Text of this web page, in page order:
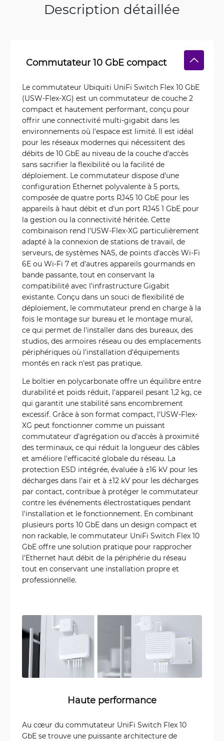
Description détaillée
Commutateur 10 GbE compact
Le commutateur Ubiquiti UniFi Switch Flex 10 GbE
(USW-Flex-XG) est un commutateur de couche 2
compact et hautement performant, conçu pour
offrir une connectivité multi-gigabit dans les
environnements où l'espace est limité. Il est idéal
pour les réseaux modernes qui nécessitent des
débits de 10 GbE au niveau de la couche d'accès
sans sacrifier la flexibilité ou la facilité de
déploiement. Le commutateur dispose d'une
configuration Ethernet polyvalente à 5 ports,
composée de quatre ports RJ45 10 GbE pour les
appareils à haut débit et d'un port RJ45 1 GbE pour
la gestion ou la connectivité héritée. Cette
combinaison rend l'USW-Flex-XG particulièrement
adapté à la connexion de stations de travail, de
serveurs, de systèmes NAS, de points d'accès Wi-Fi
6E ou Wi-Fi 7 et d'autres appareils gourmands en
bande passante, tout en conservant la
compatibilité avec l'infrastructure Gigabit
existante. Conçu dans un souci de flexibilité de
déploiement, le commutateur prend en charge à la
fois le montage sur bureau et le montage mural,
ce qui permet de l'installer dans des bureaux, des
studios, des armoires réseau ou des emplacements
périphériques où l'installation d'équipements
montés en rack n'est pas pratique.
Le boîtier en polycarbonate offre un équilibre entre
durabilité et poids réduit, l'appareil pesant 1,2 kg, ce
qui garantit une stabilité sans encombrement
excessif. Grâce à son format compact, l'USW-Flex-
XG peut fonctionner comme un puissant
commutateur d'agrégation ou d'accès à proximité
des terminaux, ce qui réduit la longueur des câbles
et améliore l'efficacité globale du réseau. La
protection ESD intégrée, évaluée à ±16 kV pour les
décharges dans l'air et à ±12 kV pour les décharges
par contact, contribue à protéger le commutateur
contre les événements électrostatiques pendant
l'installation et le fonctionnement. En combinant
plusieurs ports 10 GbE dans un design compact et
non rackable, le commutateur UniFi Switch Flex 10
GbE offre une solution pratique pour rapprocher
l'Ethernet haut débit de la périphérie du réseau
tout en conservant une installation propre et
professionnelle.
Haute performance
Au cœur du commutateur UniFi Switch Flex 10
GbE se trouve une puissante architecture de